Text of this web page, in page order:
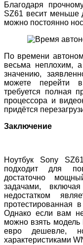
Благодаря
SZ61 весит меньше
можно постоянно
По времени
весьма неплохим, а
значению,
можете перейти
требуется полная
процессора и
придётся
Заключение
Ноутбук Sony
подходит для
достаточно
задачами,
недостатком
протестированная
Однако если вам
можно взять модель
евро дешевле,
характеристиками